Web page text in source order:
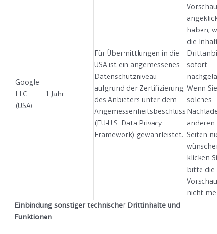
Google
LLC
(USA)
1 Jahr
Für Übermittlungen in die
USA ist ein angemessenes
Datenschutzniveau
aufgrund der Zertifizierung
des Anbieters unter dem
Angemessenheitsbeschluss
(EU-U.S. Data Privacy
Framework) gewährleistet.
haben,
die
sofort
Wenn
solches
anderen
Seiten
klicken
bitte die
nicht
Einbindung sonstiger technischer Drittinhalte und
Funktionen